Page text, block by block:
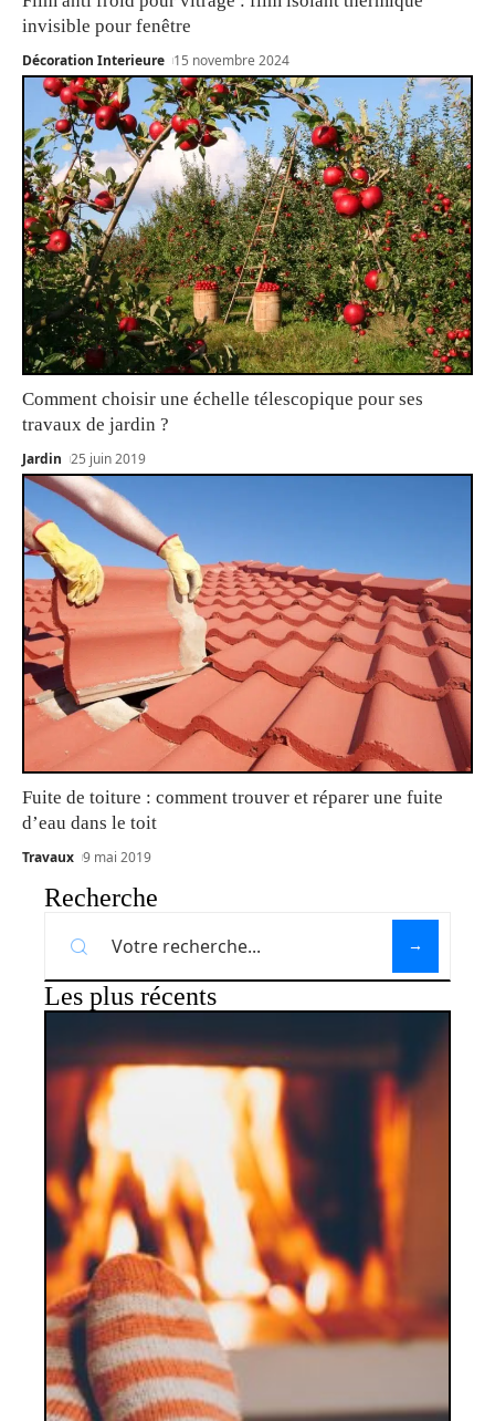
invisible pour fenêtre
Décoration Interieure 15 novembre 2024
Comment choisir une échelle télescopique pour ses
travaux de jardin ?
Jardin 25 juin 2019
Fuite de toiture : comment trouver et réparer une fuite
d’eau dans le toit
Travaux 9 mai 2019
Recherche
Les plus récents